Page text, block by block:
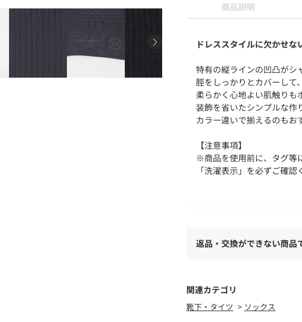
商品説明
ドレススタイルに欠かせな
特有の縦ラインの凹凸がシ
脛をしっかりとカバーして
柔らかく心地よい肌触りも
装飾を省いたシンプルな作
カラー違いで揃えるのもお
【注意事項】
※商品を使用前に、タグ等
「洗濯表示」を必ずご確認
品番をお申し付けください
返品・交換ができない商品
関連カテゴリ
靴下・タイツ ソックス